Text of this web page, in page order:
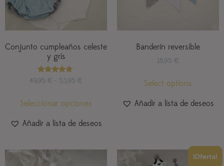
Conjunto cumpleaños celeste
y gris
Valorado
49,95 € - 53,95 €
Seleccionar opciones
Añadir a lista de deseos
Banderín reversible
18,95 €
Select options
Añadir a lista de deseos
¡Oferta!